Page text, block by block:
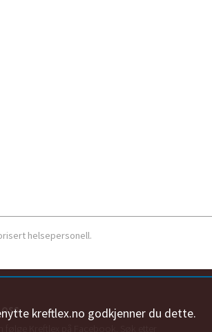
kreftlex.no godkjenner du dette.
helsepersonell.